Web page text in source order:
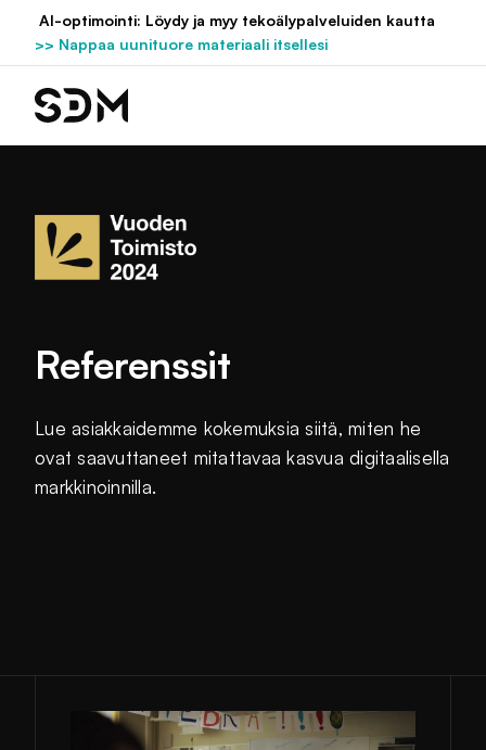
Hyppää
sisältöön
AI-optimointi: Löydy ja myy tekoälypalveluiden kautta
>> Nappaa uunituore materiaali itsellesi
Referenssit
Lue asiakkaidemme kokemuksia siitä, miten he
ovat saavuttaneet mitattavaa kasvua digitaalisella
markkinoinnilla.